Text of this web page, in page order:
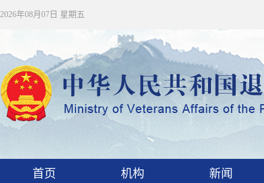
2026年08月07日 星期五
首页 机构 新闻